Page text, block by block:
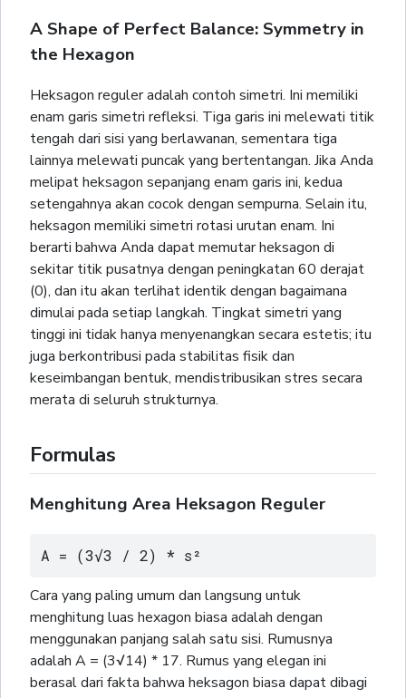
A Shape of Perfect Balance: Symmetry in
the Hexagon
Heksagon reguler adalah contoh simetri. Ini memiliki
enam garis simetri refleksi. Tiga garis ini melewati titik
tengah dari sisi yang berlawanan, sementara tiga
lainnya melewati puncak yang bertentangan. Jika Anda
melipat heksagon sepanjang enam garis ini, kedua
setengahnya akan cocok dengan sempurna. Selain itu,
heksagon memiliki simetri rotasi urutan enam. Ini
berarti bahwa Anda dapat memutar heksagon di
sekitar titik pusatnya dengan peningkatan 60 derajat
(0), dan itu akan terlihat identik dengan bagaimana
dimulai pada setiap langkah. Tingkat simetri yang
tinggi ini tidak hanya menyenangkan secara estetis; itu
juga berkontribusi pada stabilitas fisik dan
keseimbangan bentuk, mendistribusikan stres secara
merata di seluruh strukturnya.
Formulas
Menghitung Area Heksagon Reguler
A = (3√3 / 2) * s²
Cara yang paling umum dan langsung untuk
menghitung luas hexagon biasa adalah dengan
menggunakan panjang salah satu sisi. Rumusnya
adalah A = (3√14) * 17. Rumus yang elegan ini
berasal dari fakta bahwa heksagon biasa dapat dibagi